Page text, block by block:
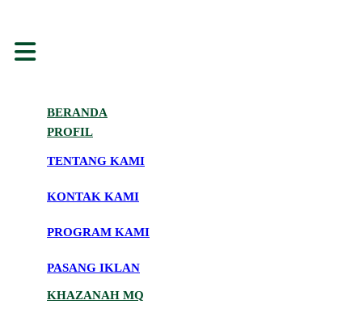
BERANDA
PROFIL
TENTANG KAMI
KONTAK KAMI
PROGRAM KAMI
PASANG IKLAN
KHAZANAH MQ